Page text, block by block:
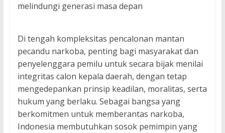
melindungi generasi masa depan
Di tengah kompleksitas pencalonan mantan
pecandu narkoba, penting bagi masyarakat dan
penyelenggara pemilu untuk secara bijak menilai
integritas calon kepala daerah, dengan tetap
mengedepankan prinsip keadilan, moralitas, serta
hukum yang berlaku. Sebagai bangsa yang
berkomitmen untuk memberantas narkoba,
Indonesia membutuhkan sosok pemimpin yang